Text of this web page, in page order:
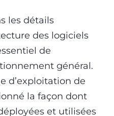
les détails
des logiciels
de
général.
d’exploitation de
la façon dont
et utilisées